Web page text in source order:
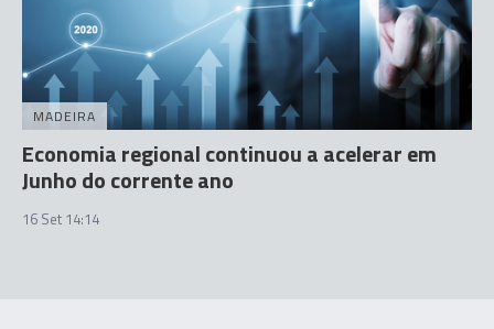
MADEIRA
Economia regional continuou a acelerar em
Junho do corrente ano
16 Set 14:14